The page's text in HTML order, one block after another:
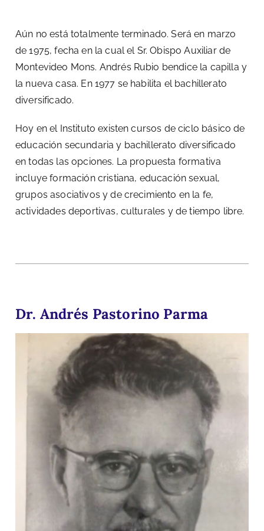
Aún no está totalmente terminado. Será en marzo
de 1975, fecha en la cual el Sr. Obispo Auxiliar de
Montevideo Mons. Andrés Rubio bendice la capilla y
la nueva casa. En 1977 se habilita el bachillerato
diversificado.
Hoy en el Instituto existen cursos de ciclo básico de
educación secundaria y bachillerato diversificado
en todas las opciones. La propuesta formativa
incluye formación cristiana, educación sexual,
grupos asociativos y de crecimiento en la fe,
actividades deportivas, culturales y de tiempo libre.
Dr. Andrés Pastorino Parma